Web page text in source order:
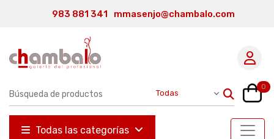
983 881 341 mmasenjo@chambalo.com
0
Todas las categorías